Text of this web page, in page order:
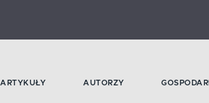
ARTYKUŁY AUTORZY